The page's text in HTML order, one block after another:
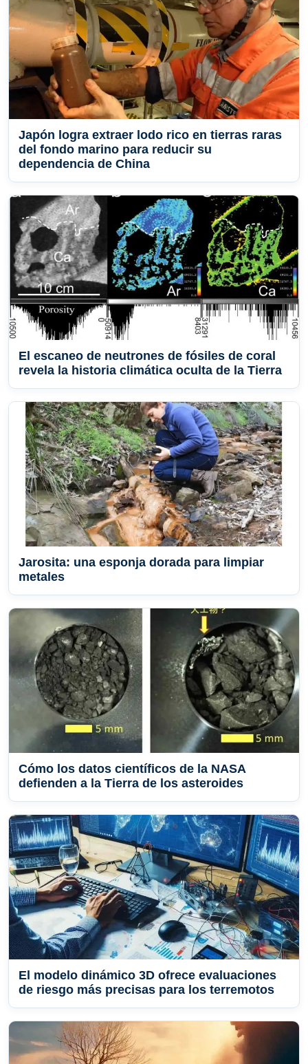
Japón logra extraer lodo rico en tierras raras
del fondo marino para reducir su
dependencia de China
El escaneo de neutrones de fósiles de coral
revela la historia climática oculta de la Tierra
Jarosita: una esponja dorada para limpiar
metales
Cómo los datos científicos de la NASA
defienden a la Tierra de los asteroides
El modelo dinámico 3D ofrece evaluaciones
de riesgo más precisas para los terremotos